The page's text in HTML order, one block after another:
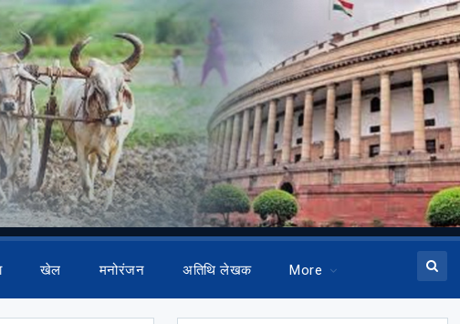
खेल मनोरंजन अतिथि लेखक More